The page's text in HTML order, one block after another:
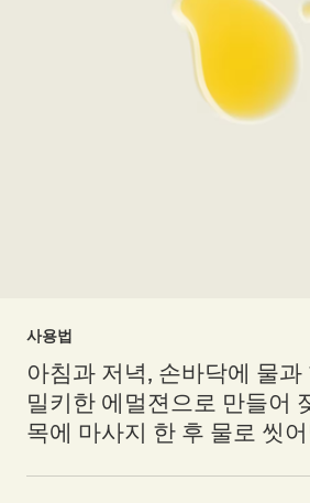
사용법
아침과 저녁, 손바닥에 물과
밀키한 에멀젼으로 만들어
목에 마사지 한 후 물로 씻